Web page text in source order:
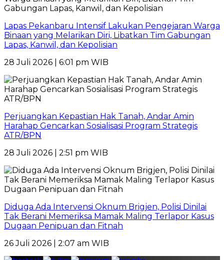
Lapas Pekanbaru Intensif Lakukan Pengejaran Warga
Binaan yang Melarikan Diri, Libatkan Tim Gabungan
Lapas, Kanwil, dan Kepolisian
28 Juli 2026 | 6:01 pm WIB
Perjuangkan Kepastian Hak Tanah, Andar Amin
Harahap Gencarkan Sosialisasi Program Strategis
ATR/BPN
28 Juli 2026 | 2:51 pm WIB
Diduga Ada Intervensi Oknum Brigjen, Polisi Dinilai
Tak Berani Memeriksa Mamak Maling Terlapor Kasus
Dugaan Penipuan dan Fitnah
26 Juli 2026 | 2:07 am WIB